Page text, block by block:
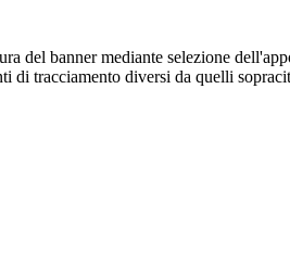
del banner mediante selezione
di tracciamento diversi da quelli